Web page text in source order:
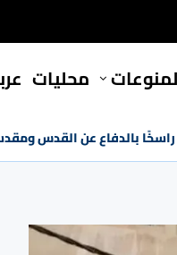
محليات
بالدفاع عن القدس